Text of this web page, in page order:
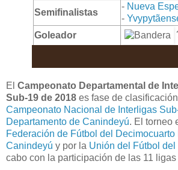
Semifinalistas
- Nueva
-
Goleador
El Campeonato Departamental de
Sub-19 de 2018 es fase de clasificación
Campeonato Nacional de Interligas
Departamento de Canindeyú. El torneo
Federación de Fútbol del Decimocuarto
Canindeyú y por la Unión del Fútbol del
cabo con la participación de las 11